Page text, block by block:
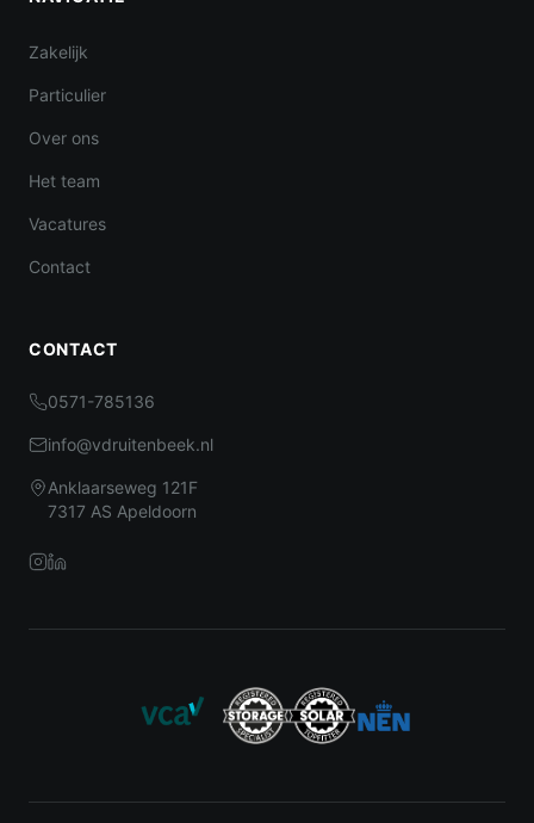
Zakelijk
Particulier
Over ons
Het team
Vacatures
Contact
CONTACT
0571-785136
info@vdruitenbeek.nl
Anklaarseweg 121F
7317 AS Apeldoorn